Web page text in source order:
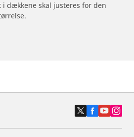
i dækkene skal justeres for den